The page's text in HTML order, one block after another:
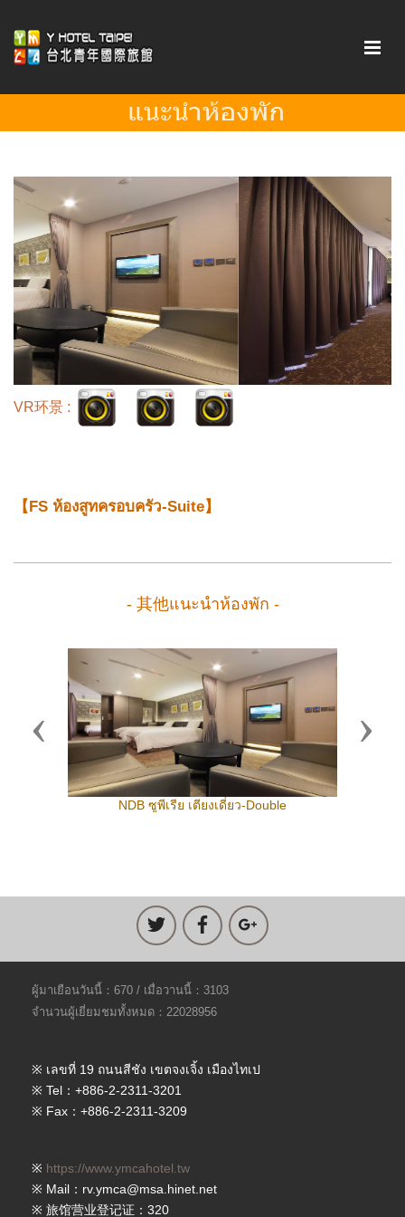
VR环景 :
【FS ห้องสูทครอบครัว-Suite】
- 其他แนะนำห้องพัก -
NDB ซูพีเรีย เตียงเดี่ยว-Double
Previous Next
ผู้มาเยือนวันนี้：670 / เมื่อวานนี้：3103
จำนวนผู้เยี่ยมชมทั้งหมด：22028956
※ เลขที่ 19 ถนนสีชัง เขตจงเจิ้ง เมืองไทเป
※ Tel：+886-2-2311-3201
※ Fax：+886-2-2311-3209
※ https://www.ymcahotel.tw
※ Mail：rv.ymca@msa.hinet.net
※ 旅馆营业登记证：320